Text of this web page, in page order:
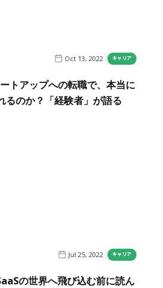
Oct 13, 2022 キャリア
トアップへの転職で、本当に
るのか？「経験者」が語る
Jul 25, 2022 キャリア
の世界へ飛び込む前に読ん